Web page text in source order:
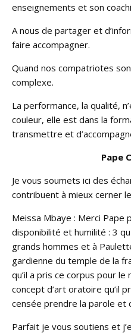
enseignements et son
A nous de partager et
faire accompagner.
Quand nos compatriotes
complexe.
La performance, la qualité,
couleur, elle est dans la
transmettre et
Pape
Je vous soumets ici des
contribuent à mieux cerner
Meissa Mbaye : Merci Pape
disponibilité et humilité : 3
grands hommes et à
gardienne du temple de la
qu’il a pris ce corpus pour
concept d’art oratoire qu’il
censée prendre la parole et
Parfait je vous soutiens et